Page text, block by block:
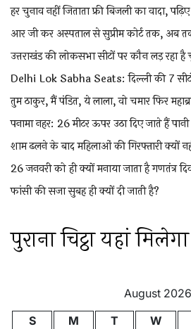
हर चुनाव नहीं जिताता फ्री बिजली का वादा,
आर जी कर अस्पताल से सुप्रीम कोर्ट तक, अब
उत्तराखंड की लोकसभा सीटों पर कौन लड़ रहा है
Delhi Lok Sabha Seats: दिल्ली की 7
तुम ठाकुर, मैं पंडित, ये लाला, वो चमार फिर
पनामा नहर: 26 मीटर ऊपर उठा दिए जाते हैं
शाम ढलने के बाद महिलाओं की गिरफ्तारी क्यों
26 जनवरी को ही क्यों मनाया जाता है गणतंत्र
फांसी की सजा सुबह ही क्यों दी जाती है?
पुराना चिट्ठा यहां मिलेगा
August 2026
S
M T W